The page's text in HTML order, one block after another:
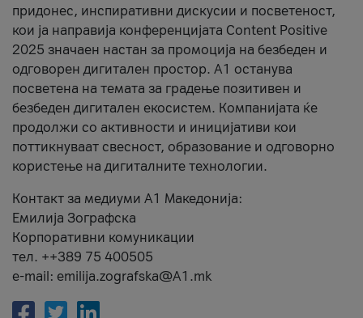
придонес, инспиративни дискусии и посветеност,
кои ја направија конференцијата Content Positive
2025 значаен настан за промоција на безбеден и
одговорен дигитален простор. А1 останува
посветена на темата за градење позитивен и
безбеден дигитален екосистем. Компанијата ќе
продолжи со активности и иницијативи кои
поттикнуваат свесност, образование и одговорно
користење на дигиталните технологии.
Контакт за медиуми А1 Македонија:
Емилија Зографска
Корпоративни комуникации
тел. ++389 75 400505
e-mail: emilija.zografska@A1.mk